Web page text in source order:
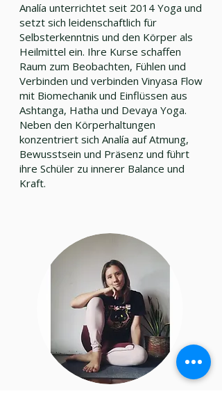
Analía unterrichtet seit 2014 Yoga und
setzt sich leidenschaftlich für
Selbsterkenntnis und den Körper als
Heilmittel ein. Ihre Kurse schaffen
Raum zum Beobachten, Fühlen und
Verbinden und verbinden Vinyasa Flow
mit Biomechanik und Einflüssen aus
Ashtanga, Hatha und Devaya Yoga.
Neben den Körperhaltungen
konzentriert sich Analía auf Atmung,
Bewusstsein und Präsenz und führt
ihre Schüler zu innerer Balance und
Kraft.